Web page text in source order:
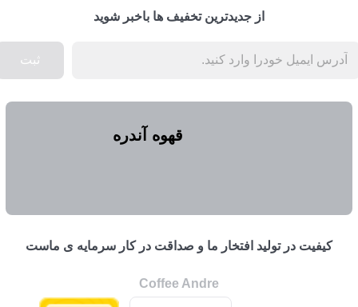
از جدیدترین تخفیف ها باخبر شوید
ثبت
قهوه آندره
كيفيت در توليد افتخار ما و صداقت در كار سرمايه ی ماست
Coffee Andre